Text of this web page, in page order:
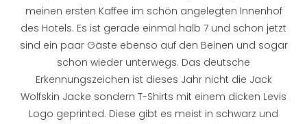
meinen ersten Kaffee im schön angelegten Innenhof
des Hotels. Es ist gerade einmal halb 7 und schon jetzt
sind ein paar Gäste ebenso auf den Beinen und sogar
schon wieder unterwegs. Das deutsche
Erkennungszeichen ist dieses Jahr nicht die Jack
Wolfskin Jacke sondern T-Shirts mit einem dicken Levis
Logo geprinted. Diese gibt es meist in schwarz und